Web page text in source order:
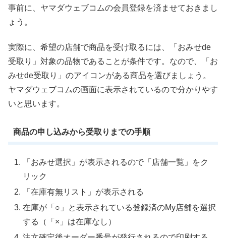
事前に、ヤマダウェブコムの会員登録を済ませておきまし
ょう。
実際に、希望の店舗で商品を受け取るには、「おみせde
受取り」対象の品物であることが条件です。なので、「お
みせde受取り」のアイコンがある商品を選びましょう。
ヤマダウェブコムの画面に表示されているので分かりやす
いと思います。
商品の申し込みから受取りまでの手順
「おみせ選択」 が表示されるので「店舗一覧」をク
リック
「在庫有無リスト」が表示される
在庫が「○」と表示されている登録済のMy店舗を選択
する（「×」は在庫なし）